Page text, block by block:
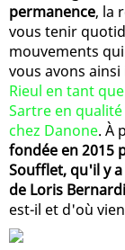
permanence, la
vous tenir
mouvements
vous avons
Rieul en tant
Sartre en
chez Danone. À
fondée en 2015
Soufflet, qu'il y
de Loris
est-il et d'où